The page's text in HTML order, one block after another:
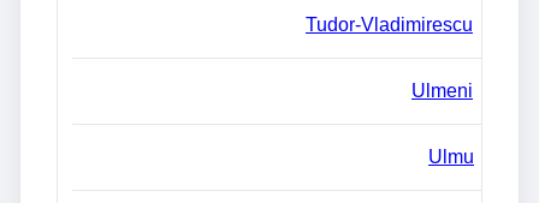
Tudor-Vladimirescu
Ulmeni
Ulmu